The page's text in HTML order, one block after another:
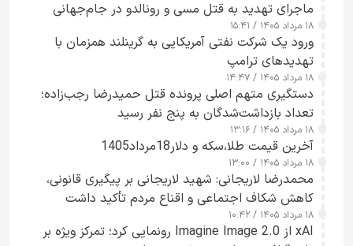
ماجرای تهدید به قتل مسی و رونالدو در جام‌جهانی
۱۸ مرداد ۱۴۰۵ / ۱۵:۴۱
ورود یک شرکت نفتی آمریکایی به گرینلند همزمان با
تهدیدهای ترامپ
۱۸ مرداد ۱۴۰۵ / ۱۴:۴۷
دستگیری متهم اصلی پرونده قتل حمیدرضا رجب‌زاده؛
تعداد بازداشت‌شدگان به پنج نفر رسید
۱۸ مرداد ۱۴۰۵ / ۱۳:۱۶
آخرین قیمت طلا،سکه و دلار18مرداد1405
۱۸ مرداد ۱۴۰۵ / ۱۳:۰۰
محمدرضا لاریجانی: شهید لاریجانی بر پیگیری قانونی،
کاهش شکاف اجتماعی و اقناع مردم تأکید داشت
۱۸ مرداد ۱۴۰۵ / ۱۰:۴۲
xAI از Imagine Image 2.0 رونمایی کرد؛ تمرکز ویژه بر